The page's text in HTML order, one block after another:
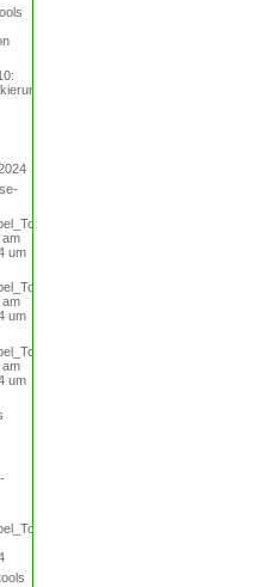
am
um
am
um
am
um